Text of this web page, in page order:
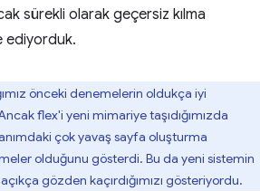
sürekli olarak geçersiz kılma
ediyorduk.
önceki denemelerin oldukça iyi
flex'i yeni mimariye taşıdığımızda
çok yavaş sayfa oluşturma
olduğunu gösterdi. Bu da yeni sistemin
gözden kaçırdığımızı gösteriyordu.